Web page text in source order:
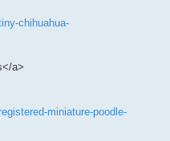
chihuahua-
a>
miniature-poodle-